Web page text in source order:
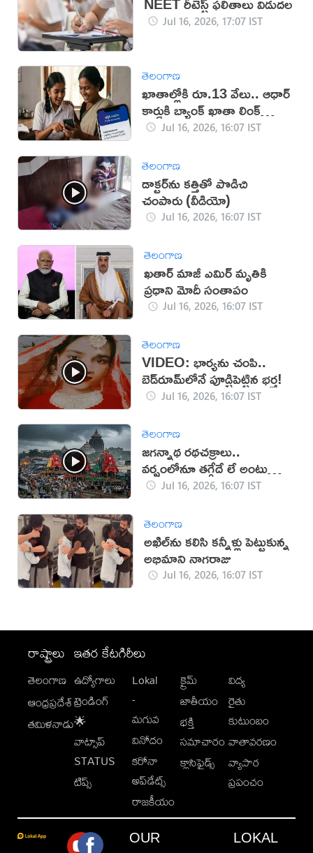
Jul 16, 2026, 17:07 IST
తెలంగాణ
ఖాతాల్లోకి రూ.13 వేలు.. ఆధార్
కార్డుకి బ్యాంక్ ఖాతా లింక్
తప్పనిసరి!
Jul 16, 2026, 16:07 IST
తెలంగాణ
డాక్టర్‌ను కత్తితో పొడిచి
చంపారు (వీడియో)
Jul 16, 2026, 16:07 IST
తెలంగాణ
ఖతార్ మాజీ ఎమిర్ మృతికి
ప్రధాని మోదీ సంతాపం
Jul 16, 2026, 16:07 IST
తెలంగాణ
VIDEO: భార్యను చంపి..
బెడ్‌రూమ్‌లోనే పూడ్చిపెట్టిన భర్త!
Jul 16, 2026, 16:07 IST
తెలంగాణ
జగన్నాథ రథచక్రాలు..
వర్షంలోనూ తగ్గేదే లే అంటున్న
భక్తులుJul 16, 2026, 16:07 IST
తెలంగాణ
అఖిల్‌ను కలిసి కన్నీళ్లు పెట్టుకున్న
అభిమాని నాగరాజు
Jul 16, 2026, 16:07 IST
రాష్ట్రాలు
తెలంగాణ
ఆంధ్రప్రదేశ్
తమిళనాడు
ఇతర కేటగిరీలు
ఉద్యోగాలు
ట్రెండింగ్
🌟
వాట్సాప్
STATUS
టిప్స్
Lokal
-
మగువ
వినోదం
కరోనా
అప్‌డేట్స్
రాజకీయం
క్రైమ్
జాతీయం
భక్తి
సమాచారం
క్లాసిఫైడ్స్
విద్య
రైతు
కుటుంబం
వాతావరణం
వ్యాపార
ప్రపంచం
OUR LOKAL